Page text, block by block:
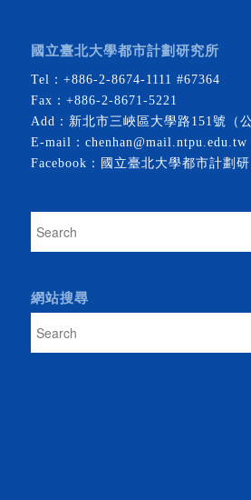
國立臺北大學都市計劃研究所
Tel： +886-2-8674-1111 #67364
Fax：+886-2-8671-5221
Add：新北市三峽區大學路151號（
E-mail： chenhan@mail.ntpu.edu.tw
Facebook： 國立臺北大學都市計劃
網站搜尋